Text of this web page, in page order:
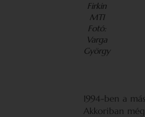
Firkin
MTI
Fotó:
Varga
György
1994-ben a
Akkoriban